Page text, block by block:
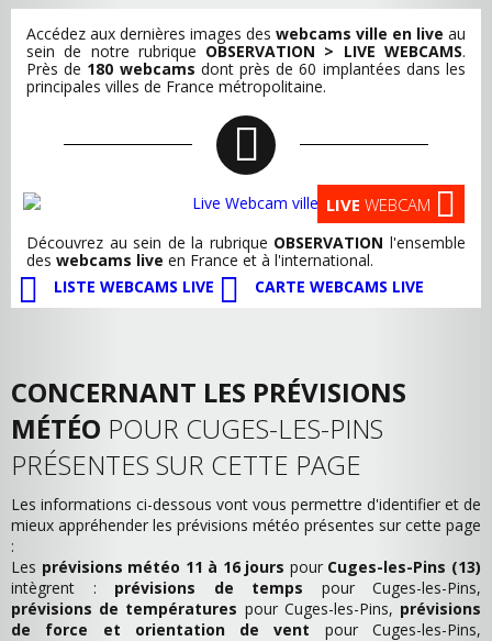
Accédez aux dernières images des webcams ville en live au
sein de notre rubrique OBSERVATION > LIVE WEBCAMS.
Près de 180 webcams dont près de 60 implantées dans les
principales villes de France métropolitaine.
LIVE WEBCAM
Découvrez au sein de la rubrique OBSERVATION l'ensemble
des webcams live en France et à l'international.
LISTE WEBCAMS LIVE
CARTE WEBCAMS LIVE
CONCERNANT LES PRÉVISIONS
MÉTÉO POUR CUGES-LES-PINS
PRÉSENTES SUR CETTE PAGE
Les informations ci-dessous vont vous permettre d'identifier et de
mieux appréhender les prévisions météo présentes sur cette page
:
Les prévisions météo 11 à 16 jours pour Cuges-les-Pins (13)
intègrent : prévisions de temps pour Cuges-les-Pins,
prévisions de températures pour Cuges-les-Pins, prévisions
de force et orientation de vent pour Cuges-les-Pins,